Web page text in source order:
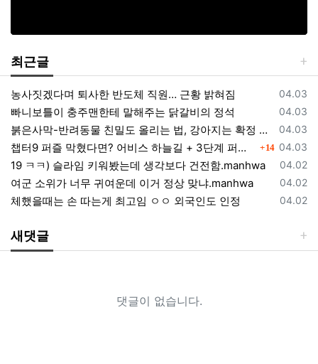
최근글
등록일
04.03
농사짓겠다며 퇴사한 반도체 직원… 근황 밝혀짐
등록일
04.03
빠니보틀이 충주맨한테 말해주는 닭갈비의 정석
등록일
04.03
붉은사막-반려동물 친밀도 올리는 법, 강아지는 확정 고양이는 조건 확인
등록일
04.03
챕터9 퍼즐 막혔다면? 어비스 하늘길 + 3단계 퍼즐 공략 순서 정리 (길찾기 포함) 댓글
14
등록일
04.02
19 ㅋㅋ) 슬라임 키워봤는데 생각보다 건전함.manhwa
등록일
04.02
여군 소위가 너무 귀여운데 이거 정상 맞냐.manhwa
등록일
04.02
체했을때는 손 따는게 최고임 ㅇㅇ 외국인도 인정
새댓글
댓글이 없습니다.